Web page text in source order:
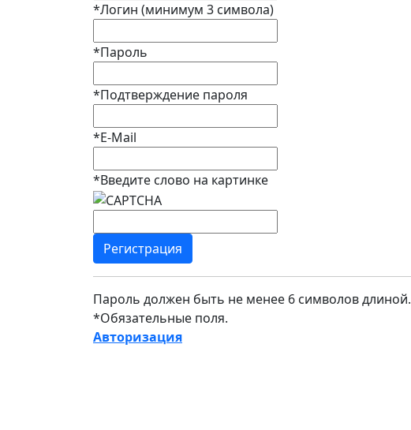
*Логин (минимум 3 символа)
*Пароль
*Подтверждение пароля
*E-Mail
*Введите слово на картинке
Пароль должен быть не менее 6 символов длиной.
*Обязательные поля.
Авторизация